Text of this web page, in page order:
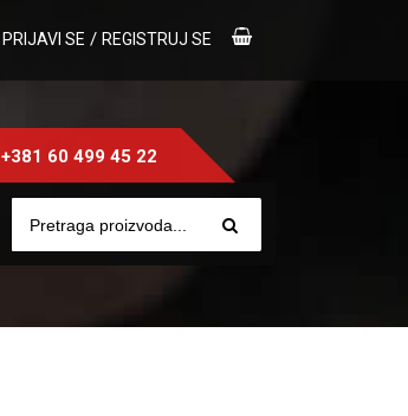
PRIJAVI SE / REGISTRUJ SE
+381 60 499 45 22